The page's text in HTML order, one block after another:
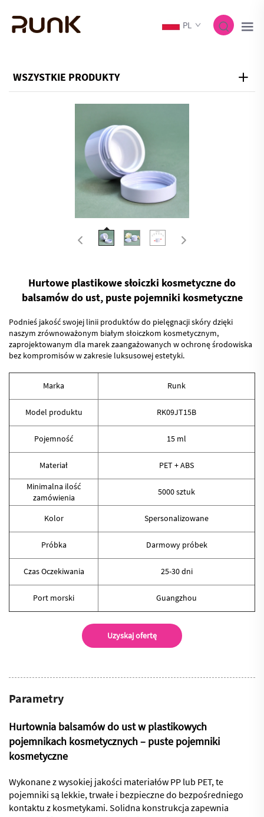
PL
WSZYSTKIE PRODUKTY
Hurtowe plastikowe słoiczki kosmetyczne do
balsamów do ust, puste pojemniki kosmetyczne
Podnieś jakość swojej linii produktów do pielęgnacji skóry dzięki
naszym zrównoważonym białym słoiczkom kosmetycznym,
zaprojektowanym dla marek zaangażowanych w ochronę środowiska
bez kompromisów w zakresie luksusowej estetyki.
Marka Runk
Model produktu RK09JT15B
Pojemność 15 ml
Materiał
PET + ABS
Minimalna ilość
zamówienia
5000 sztuk
Kolor Spersonalizowane
Próbka Darmowy próbek
Czas Oczekiwania 25-30 dni
Port morski Guangzhou
Uzyskaj ofertę
Parametry
Hurtownia balsamów do ust w plastikowych
pojemnikach kosmetycznych – puste pojemniki
kosmetyczne
Wykonane z wysokiej jakości materiałów PP lub PET, te
pojemniki są lekkie, trwałe i bezpieczne do bezpośredniego
kontaktu z kosmetykami. Solidna konstrukcja zapewnia